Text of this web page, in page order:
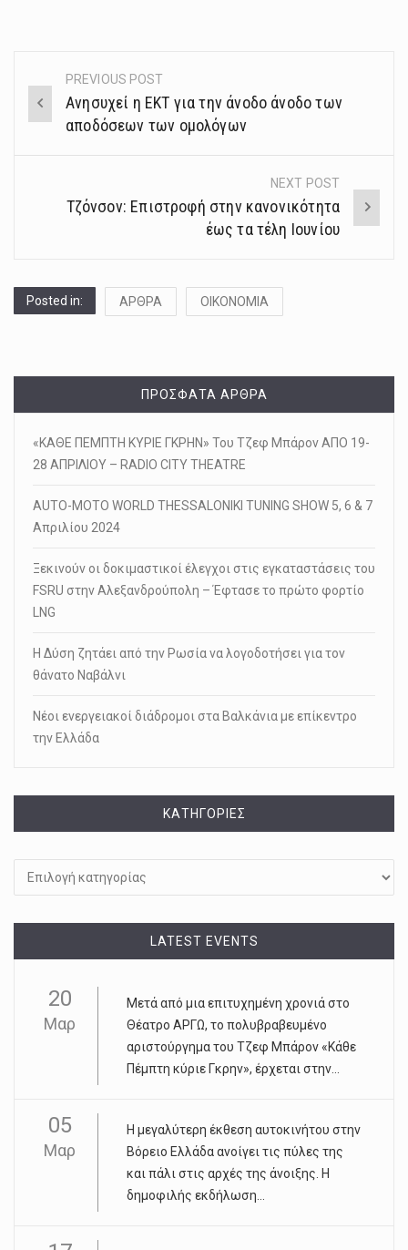
Post
navigation
PREVIOUS POST
Aνησυχεί η ΕΚΤ για την άνοδο άνοδο των
αποδόσεων των ομολόγων
NEXT POST
Τζόνσον: Επιστροφή στην κανονικότητα
έως τα τέλη Ιουνίου
Posted in: ΑΡΘΡΑ ΟΙΚΟΝΟΜΙΑ
ΠΡΌΣΦΑΤΑ ΆΡΘΡΑ
«ΚΑΘΕ ΠΕΜΠΤΗ ΚΥΡΙΕ ΓΚΡΗΝ» Του Τζεφ Μπάρον ΑΠΟ 19-
28 ΑΠΡΙΛΙΟΥ – RADIO CITY THEATRE
AUTO-MOTO WORLD THESSALONIKI TUNING SHOW 5, 6 & 7
Απριλίου 2024
Ξεκινούν οι δοκιμαστικοί έλεγχοι στις εγκαταστάσεις του
FSRU στην Αλεξανδρούπολη – Έφτασε το πρώτο φορτίο
LNG
Η Δύση ζητάει από την Ρωσία να λογοδοτήσει για τον
θάνατο Ναβάλνι
Νέοι ενεργειακοί διάδρομοι στα Βαλκάνια με επίκεντρο
την Ελλάδα
KΑΤΗΓΟΡΊΕΣ
LATEST EVENTS
20
Μαρ
Μετά από μια επιτυχημένη χρονιά στο
Θέατρο ΑΡΓΩ, το πολυβραβευμένο
αριστούργημα του Τζεφ Μπάρον «Κάθε
Πέμπτη κύριε Γκρην», έρχεται στην...
05
Μαρ
Η μεγαλύτερη έκθεση αυτοκινήτου στην
Βόρειο Ελλάδα ανοίγει τις πύλες της
και πάλι στις αρχές της άνοιξης. Η
δημοφιλής εκδήλωση...